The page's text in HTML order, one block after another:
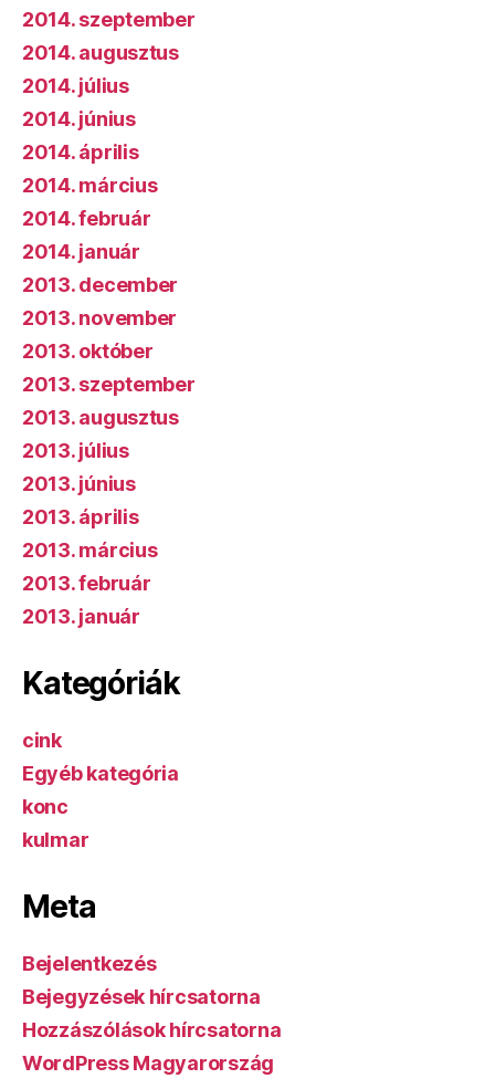
2014. szeptember
2014. augusztus
2014. július
2014. június
2014. április
2014. március
2014. február
2014. január
2013. december
2013. november
2013. október
2013. szeptember
2013. augusztus
2013. július
2013. június
2013. április
2013. március
2013. február
2013. január
Kategóriák
cink
Egyéb kategória
konc
kulmar
Meta
Bejelentkezés
Bejegyzések hírcsatorna
Hozzászólások hírcsatorna
WordPress Magyarország